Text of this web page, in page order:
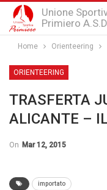
Unione
Primiero
Home Orienteering
ORIENTEERING
TRASFERTA
ALICANTE –
On Mar 12, 2015
importato